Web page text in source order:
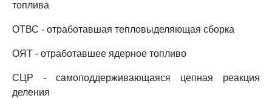
топлива
ОТВС - отработавшая тепловыделяющая сборка
ОЯТ - отработавшее ядерное топливо
СЦР - самоподдерживающаяся цепная реакция
деления